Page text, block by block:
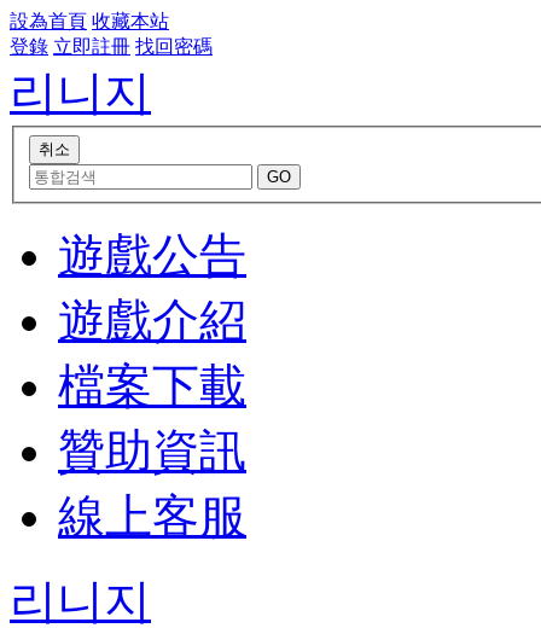
設為首頁 收藏本站
登錄 立即註冊 找回密碼
리니지
遊戲公告
遊戲介紹
檔案下載
贊助資訊
線上客服
리니지